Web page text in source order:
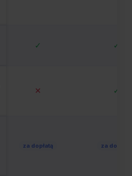
✓ ✓
✕ ✓
za dopłatą za dopłatą